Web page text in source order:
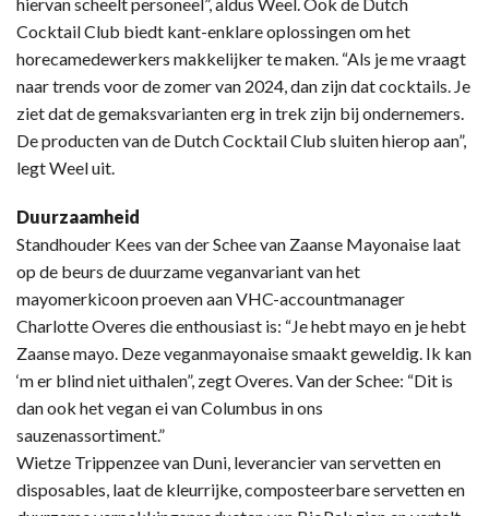
Cocktail Club biedt kant-enklare oplossingen om het
horecamedewerkers makkelijker te maken. “Als je me vraagt
naar trends voor de zomer van 2024, dan zijn dat cocktails. Je
ziet dat de gemaksvarianten erg in trek zijn bij ondernemers.
De producten van de Dutch Cocktail Club sluiten hierop aan”,
legt Weel uit.
Duurzaamheid
Standhouder Kees van der Schee van Zaanse Mayonaise laat
op de beurs de duurzame veganvariant van het
mayomerkicoon proeven aan VHC-accountmanager
Charlotte Overes die enthousiast is: “Je hebt mayo en je hebt
Zaanse mayo. Deze veganmayonaise smaakt geweldig. Ik kan
‘m er blind niet uithalen”, zegt Overes. Van der Schee: “Dit is
dan ook het vegan ei van Columbus in ons
sauzenassortiment.”
Wietze Trippenzee van Duni, leverancier van servetten en
disposables, laat de kleurrijke, composteerbare servetten en